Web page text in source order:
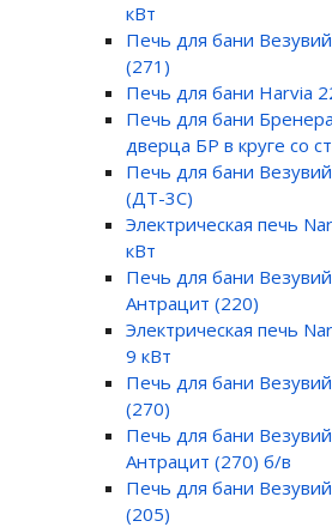
кВт
Печь для бани
(271)
Печь для бани Harvia
Печь для бани
дверца БР в круге со
Печь для бани
(ДТ-3С)
Электрическая печь
кВт
Печь для бани
Антрацит (220)
Электрическая печь
9 кВт
Печь для бани
(270)
Печь для бани
Антрацит (270) б/в
Печь для бани
(205)